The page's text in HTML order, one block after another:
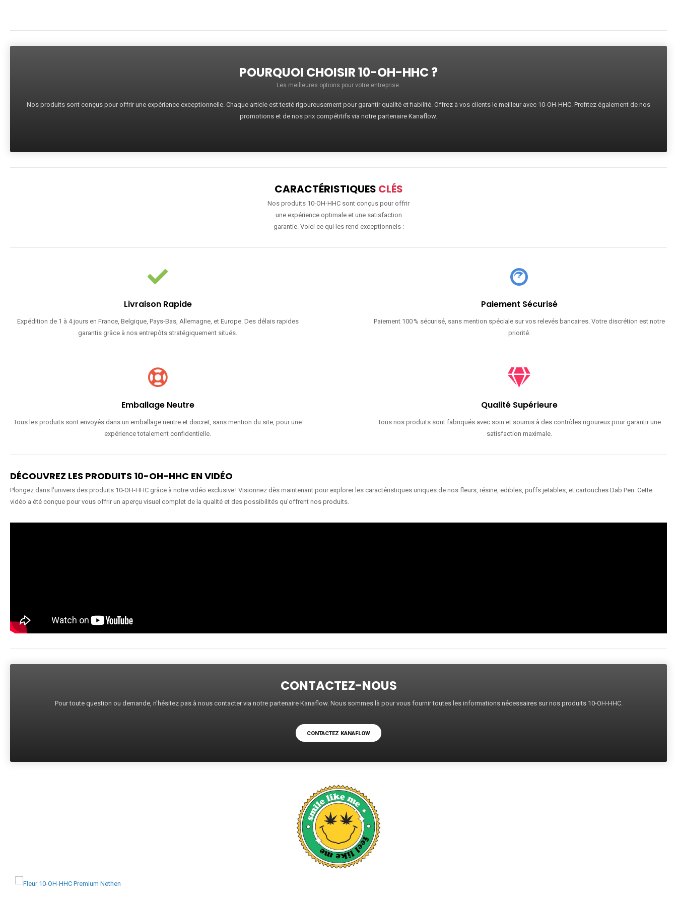
POURQUOI CHOISIR 10-OH-HHC ?
Les meilleures options pour votre entreprise.
Nos produits sont conçus pour offrir une expérience exceptionnelle. Chaque article est testé rigoureusement pour garantir qualité et fiabilité. Offrez à vos clients le meilleur avec 10-OH-HHC. Profitez également de nos
promotions et de nos prix compétitifs via notre partenaire Kanaflow.
CARACTÉRISTIQUES CLÉS
Nos produits 10-OH-HHC sont conçus pour offrir
une expérience optimale et une satisfaction
garantie. Voici ce qui les rend exceptionnels :
Livraison Rapide
Expédition de 1 à 4 jours en France, Belgique, Pays-Bas, Allemagne, et Europe. Des délais rapides
garantis grâce à nos entrepôts stratégiquement situés.
Paiement Sécurisé
Paiement 100 % sécurisé, sans mention spéciale sur vos relevés bancaires. Votre discrétion est notre
priorité.
Emballage Neutre
Tous les produits sont envoyés dans un emballage neutre et discret, sans mention du site, pour une
expérience totalement confidentielle.
Qualité Supérieure
Tous nos produits sont fabriqués avec soin et soumis à des contrôles rigoureux pour garantir une
satisfaction maximale.
DÉCOUVREZ LES PRODUITS 10-OH-HHC EN VIDÉO
Plongez dans l'univers des produits 10-OH-HHC grâce à notre vidéo exclusive ! Visionnez dès maintenant pour explorer les caractéristiques uniques de nos fleurs, résine, edibles, puffs jetables, et cartouches Dab Pen. Cette
vidéo a été conçue pour vous offrir un aperçu visuel complet de la qualité et des possibilités qu'offrent nos produits.
CONTACTEZ-NOUS
Pour toute question ou demande, n'hésitez pas à nous contacter via notre partenaire Kanaflow. Nous sommes là pour vous fournir toutes les informations nécessaires sur nos produits 10-OH-HHC.
CONTACTEZ KANAFLOW